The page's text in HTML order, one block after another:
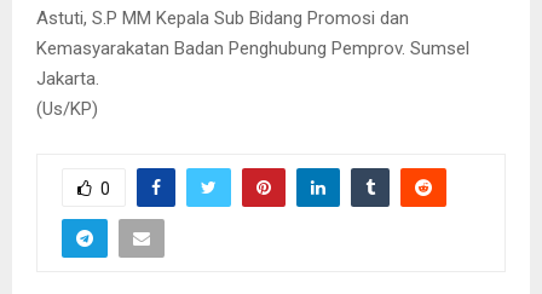
Astuti, S.P MM Kepala Sub Bidang Promosi dan
Kemasyarakatan Badan Penghubung Pemprov. Sumsel
Jakarta.
(Us/KP)
0